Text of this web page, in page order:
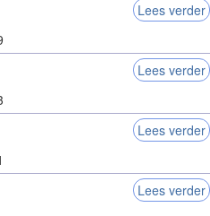
Lees verder
Lees verder
Lees verder
Lees verder